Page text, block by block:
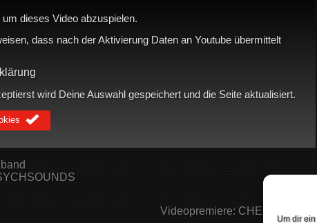
Um dir
dieses Video abzuspielen.
dass nach der Aktivierung Daten an Youtube übermittelt
wird Deine Auswahl gespeichert und die Seite aktualisiert.
Videopremiere: CHEROKEE →